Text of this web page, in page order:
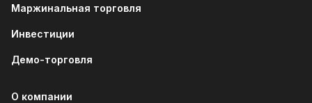
Маржинальная торговля
Инвестиции
Демо-торговля
О компании